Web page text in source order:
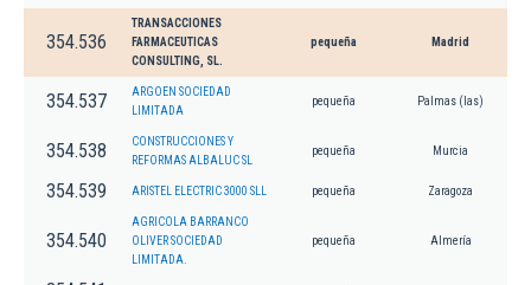
354.536
TRANSACCIONES
FARMACEUTICAS
CONSULTING, SL.
pequeña Madrid
354.537
ARGOEN SOCIEDAD
LIMITADA
pequeña Palmas (las)
354.538
CONSTRUCCIONES Y
REFORMAS ALBALUC SL
pequeña Murcia
354.539 ARISTEL ELECTRIC 3000 SLL pequeña Zaragoza
354.540
AGRICOLA BARRANCO
OLIVER SOCIEDAD
LIMITADA.
pequeña Almería